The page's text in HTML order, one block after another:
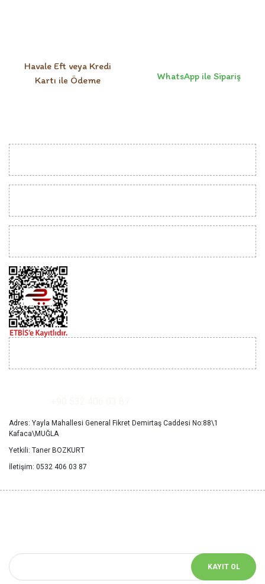
Havale Eft veya Kredi
Kartı ile Ödeme
WhatsApp ile Sipariş
Adres: Yayla Mahallesi General Fikret Demirtaş Caddesi No:88\1
Kafaca\MUĞLA
Yetkili: Taner BOZKURT
İletişim: 0532 406 03 87
KAYIT OL